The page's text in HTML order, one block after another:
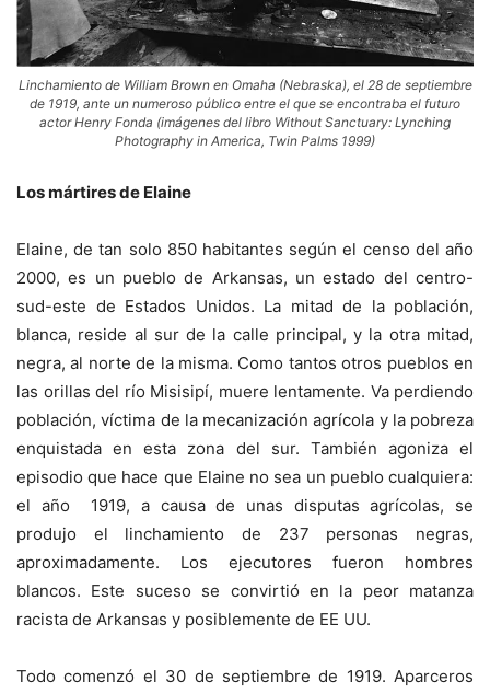
Linchamiento de William Brown en Omaha (Nebraska), el 28 de septiembre
de 1919, ante un numeroso público entre el que se encontraba el futuro
actor Henry Fonda (imágenes del libro Without Sanctuary: Lynching
Photography in America, Twin Palms 1999)
Los mártires de Elaine
Elaine, de tan solo 850 habitantes según el censo del año
2000, es un pueblo de Arkansas, un estado del centro-
sud-este de Estados Unidos. La mitad de la población,
blanca, reside al sur de la calle principal, y la otra mitad,
negra, al norte de la misma. Como tantos otros pueblos en
las orillas del río Misisipí, muere lentamente. Va perdiendo
población, víctima de la mecanización agrícola y la pobreza
enquistada en esta zona del sur. También agoniza el
episodio que hace que Elaine no sea un pueblo cualquiera:
el año 1919, a causa de unas disputas agrícolas, se
produjo el linchamiento de 237 personas negras,
aproximadamente. Los ejecutores fueron hombres
blancos. Este suceso se convirtió en la peor matanza
racista de Arkansas y posiblemente de EE UU.
Todo comenzó el 30 de septiembre de 1919. Aparceros